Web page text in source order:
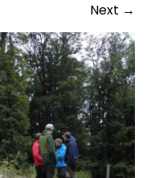
Next →